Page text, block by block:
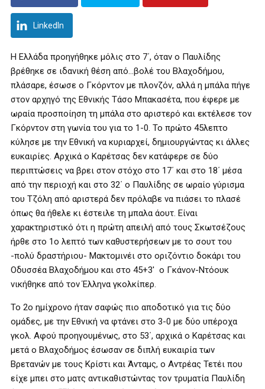
LinkedIn
Η Ελλάδα προηγήθηκε μόλις στο 7΄, όταν ο Παυλίδης
βρέθηκε σε ιδανική θέση από…βολέ του Βλαχοδήμου,
πλάσαρε, έσωσε ο Γκόρντον με πλονζόν, αλλά η μπάλα πήγε
στον αρχηγό της Εθνικής Τάσο Μπακασέτα, που έφερε με
ωραία προσποίηση τη μπάλα στο αριστερό και εκτέλεσε τον
Γκόρντον στη γωνία του για το 1-0. Το πρώτο 45λεπτο
κύλησε με την Εθνική να κυριαρχεί, δημιουργώντας κι άλλες
ευκαιρίες. Αρχικά ο Καρέτσας δεν κατάφερε σε δύο
περιπτώσεις να βρει στον στόχο στο 17΄ και στο 18΄ μέσα
από την περιοχή και στο 32΄ ο Παυλίδης σε ωραίο γύρισμα
του Τζόλη από αριστερά δεν πρόλαβε να πιάσει το πλασέ
όπως θα ήθελε κι έστειλε τη μπαλα άουτ. Είναι
χαρακτηριστικό ότι η πρώτη απειλή από τους Σκωτσέζους
ήρθε στο 1ο λεπτό των καθυστερήσεων με το σουτ του
-πολύ δραστήριου- Μακτομινέι στο οριζόντιο δοκάρι του
Οδυσσέα Βλαχοδήμου και στο 45+3′ ο Γκάνον-Ντόουκ
νικήθηκε από τον Έλληνα γκολκίπερ.
Το 2ο ημίχρονο ήταν σαφώς πιο αποδοτικό για τις δύο
ομάδες, με την Εθνική να φτάνει στο 3-0 με δύο υπέροχα
γκολ. Αφού προηγουμένως, στο 53΄, αρχικά ο Καρέτσας και
μετά ο Βλαχοδήμος έσωσαν σε διπλή ευκαιρία των
Βρετανών με τους Κρίστι και Άνταμς, ο Αντρέας Τετέι που
είχε μπει στο ματς αντικαθιστώντας τον τρυματία Παυλίδη